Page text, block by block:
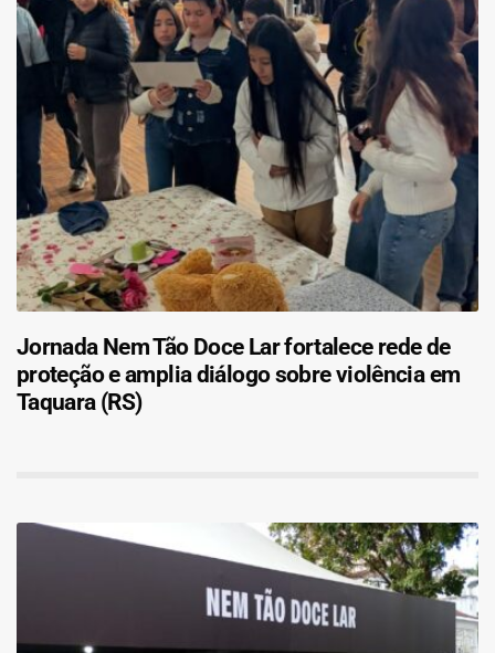
Jornada Nem Tão Doce Lar fortalece rede de
proteção e amplia diálogo sobre violência em
Taquara (RS)